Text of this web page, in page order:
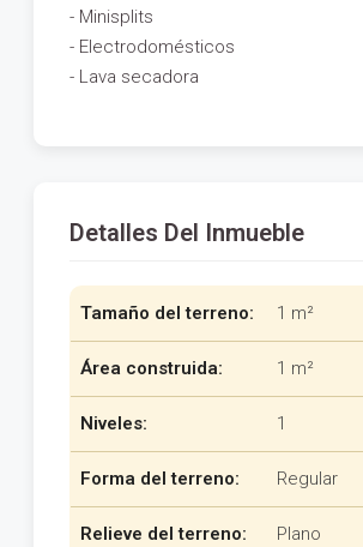
- Minisplits
- Electrodomésticos
- Lava secadora
Detalles Del Inmueble
Tamaño del terreno: 1 m²
Área construida: 1 m²
Niveles: 1
Forma del terreno: Regular
Relieve del terreno: Plano